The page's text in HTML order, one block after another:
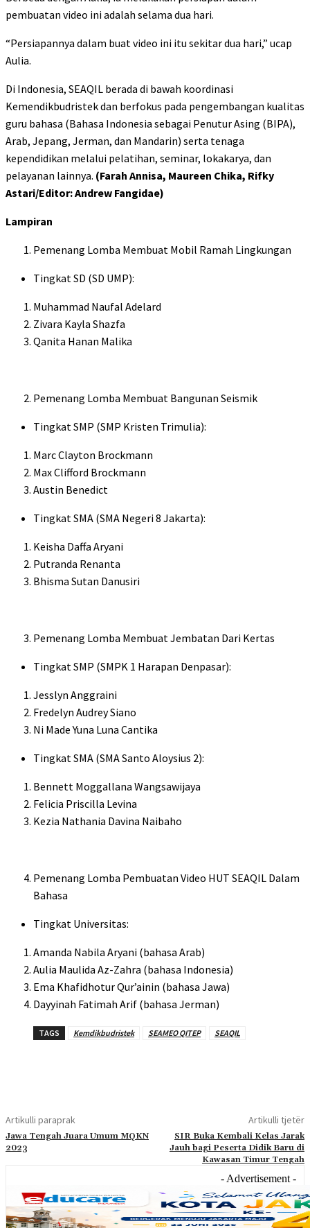
pembuatan video ini adalah selama dua hari.
“Persiapannya dalam buat video ini itu sekitar dua hari,” ucap
Aulia.
Di Indonesia, SEAQIL berada di bawah koordinasi
Kemendikbudristek dan berfokus pada pengembangan kualitas
guru bahasa (Bahasa Indonesia sebagai Penutur Asing (BIPA),
Arab, Jepang, Jerman, dan Mandarin) serta tenaga
kependidikan melalui pelatihan, seminar, lokakarya, dan
pelayanan lainnya. (Farah Annisa, Maureen Chika, Rifky
Astari/Editor: Andrew Fangidae)
Lampiran
Pemenang Lomba Membuat Mobil Ramah Lingkungan
Tingkat SD (SD UMP):
Muhammad Naufal Adelard
Zivara Kayla Shazfa
Qanita Hanan Malika
Pemenang Lomba Membuat Bangunan Seismik
Tingkat SMP (SMP Kristen Trimulia):
Marc Clayton Brockmann
Max Clifford Brockmann
Austin Benedict
Tingkat SMA (SMA Negeri 8 Jakarta):
Keisha Daffa Aryani
Putranda Renanta
Bhisma Sutan Danusiri
Pemenang Lomba Membuat Jembatan Dari Kertas
Tingkat SMP (SMPK 1 Harapan Denpasar):
Jesslyn Anggraini
Fredelyn Audrey Siano
Ni Made Yuna Luna Cantika
Tingkat SMA (SMA Santo Aloysius 2):
Bennett Moggallana Wangsawijaya
Felicia Priscilla Levina
Kezia Nathania Davina Naibaho
Pemenang Lomba Pembuatan Video HUT SEAQIL Dalam
Bahasa
Tingkat Universitas:
Amanda Nabila Aryani (bahasa Arab)
Aulia Maulida Az-Zahra (bahasa Indonesia)
Ema Khafidhotur Qur’ainin (bahasa Jawa)
Dayyinah Fatimah Arif (bahasa Jerman)
TAGS Kemdikbudristek SEAMEO QITEP SEAQIL
Artikulli paraprak
Jawa Tengah Juara Umum MQKN
2023
Artikulli tjetër
SIR Buka Kembali Kelas Jarak
Jauh bagi Peserta Didik Baru di
Kawasan Timur Tengah
- Advertisement -